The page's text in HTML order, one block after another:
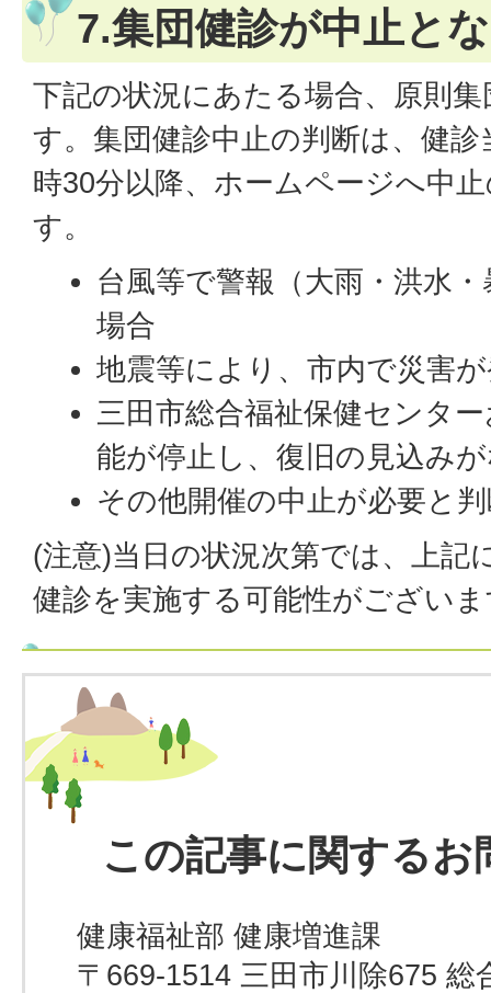
7.集団健診が中止と
下記の状況にあたる場合、原則
す。集団健診中止の判断は、健
時30分以降、ホームページへ中
す。
台風等で警報（大雨・洪水
場合
地震等により、市内で災害
三田市総合福祉保健センタ
能が停止し、復旧の見込み
その他開催の中止が必要と
(注意)当日の状況次第では、上記
健診を実施する可能性がござい
この記事に関するお
健康福祉部 健康増進課
〒669-1514 三田市川除675 総